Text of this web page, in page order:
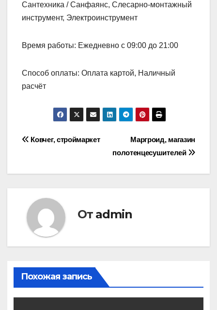
Сантехника / Санфаянс, Слесарно-монтажный
инструмент, Электроинструмент
Время работы: Ежедневно с 09:00 до 21:00
Способ оплаты: Оплата картой, Наличный
расчёт
Навигация
Маргроид, магазин
полотенцесушителей
Ковчег, строймаркет
От admin
Похожая запись